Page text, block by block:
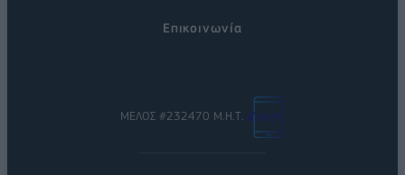
Επικοινωνία
ΜΕΛΟΣ #232470 Μ.Η.Τ.